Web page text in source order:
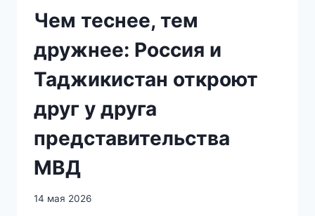
Чем теснее, тем
дружнее: Россия и
Таджикистан откроют
друг у друга
представительства
МВД
14 мая 2026